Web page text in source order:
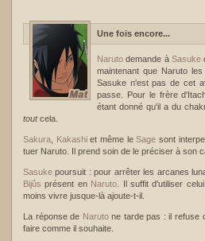
Une fois encore...
Naruto demande à Sasuke
maintenant que Naruto
Sasuke n'est pas de cet
passe. Pour le frère
étant donné qu'il a du
toutcela.
Sakura Kakashiet même leSage sont
tuer Naruto. Il prend soin de le préciser à son
Sasuke poursuit : pour arrêter les arcanes
Bijûs présent en Naruto . Il suffit d'utiliser
moins vivre jusque-là ajoute-t-il.
La réponse de Narutone tarde pas : il refuse
faire comme il souhaite.